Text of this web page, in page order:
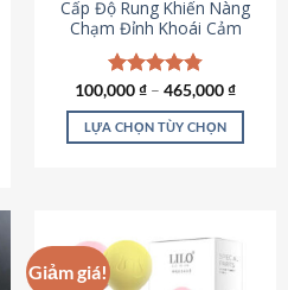
₫.
Cấp Độ Rung Khiến Nàng
Chạm Đỉnh Khoái Cảm
Được xếp
hạng4.80
5 sao
100,000₫ – 465,000₫
LỰA CHỌN TÙY CHỌN
nhiều
biến
Giảm giá!